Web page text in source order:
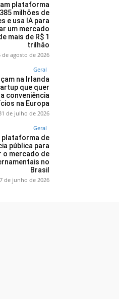
plataforma
milhões de
e usa IA para
um mercado
mais de R$ 1
trilhão
de agosto de 2026
Geral
na Irlanda
que quer
conveniência
na Europa
de julho de 2026
Geral
plataforma de
pública para
mercado de
no
Brasil
de junho de 2026